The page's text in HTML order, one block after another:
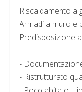
Riscaldamento a
Armadi a muro e
Predisposizione
-
- Ristrutturato